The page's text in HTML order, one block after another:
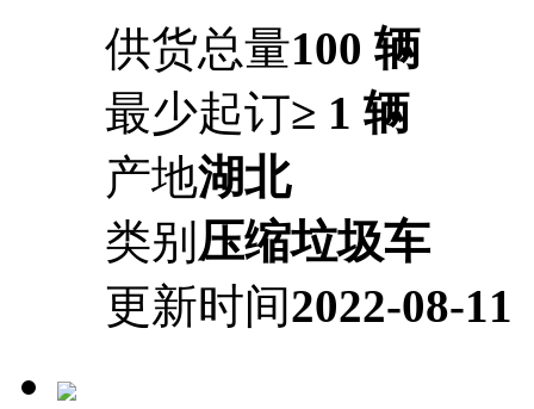
供货总量100 辆
最少起订≥ 1 辆
产地湖北
类别 压缩垃圾车
更新时间2022-08-11